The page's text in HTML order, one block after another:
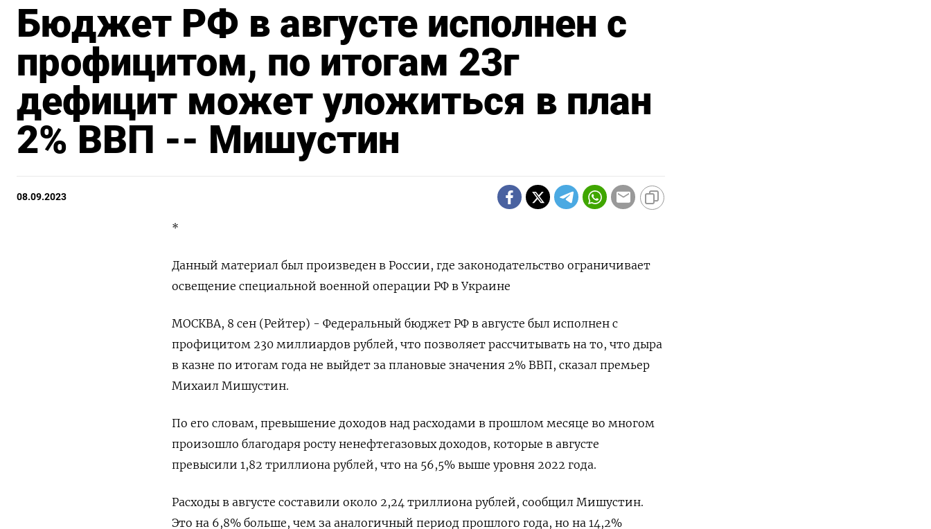
Бюджет РФ в августе исполнен с
профицитом, по итогам 23г
дефицит может уложиться в план
2% ВВП -- Мишустин
08.09.2023
*
Данный материал был произведен в России, где законодательство ограничивает
освещение специальной военной операции РФ в Украине
МОСКВА, 8 сен (Рейтер) - Федеральный бюджет РФ в августе был исполнен с
профицитом 230 миллиардов рублей, что позволяет рассчитывать на то, что дыра
в казне по итогам года не выйдет за плановые значения 2% ВВП, сказал премьер
Михаил Мишустин.
По его словам, превышение доходов над расходами в прошлом месяце во многом
произошло благодаря росту ненефтегазовых доходов, которые в августе
превысили 1,82 триллиона рублей, что на 56,5% выше уровня 2022 года.
Расходы в августе составили около 2,24 триллиона рублей, сообщил Мишустин.
Это на 6,8% больше, чем за аналогичный период прошлого года, но на 14,2%